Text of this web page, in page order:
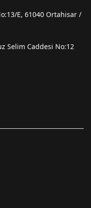
E, 61040 Ortahisar /
Selim Caddesi No:12